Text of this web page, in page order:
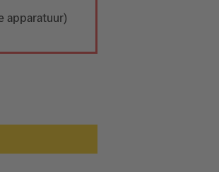
apparatuur)